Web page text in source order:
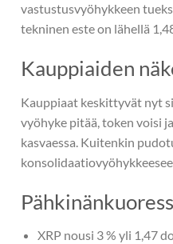
vastustusvyöhykkeen
tekninen este on lähellä
Kauppiaiden
Kauppiaat keskittyvät nyt
vyöhyke pitää, token voisi
kasvaessa. Kuitenkin
XRP nousi 3 % yli 1,47